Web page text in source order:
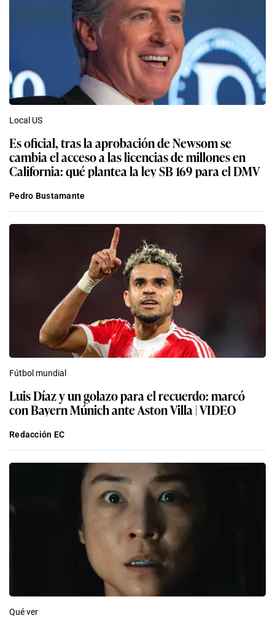
Local US
Es oficial, tras la aprobación de Newsom se
cambia el acceso a las licencias de millones en
California: qué plantea la ley SB 169 para el DMV
Pedro Bustamante
Fútbol mundial
Luis Díaz y un golazo para el recuerdo: marcó
con Bayern Múnich ante Aston Villa | VIDEO
Redacción EC
Qué ver